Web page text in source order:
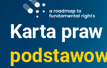
Karta praw